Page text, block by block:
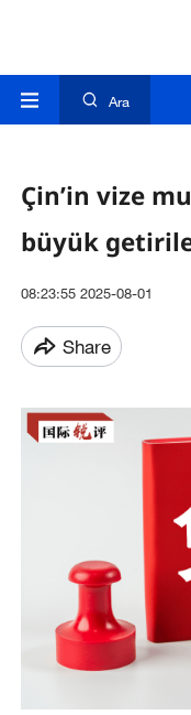
Ara
Çin’in vize
büyük
08:23:55 2025-08-01
Share